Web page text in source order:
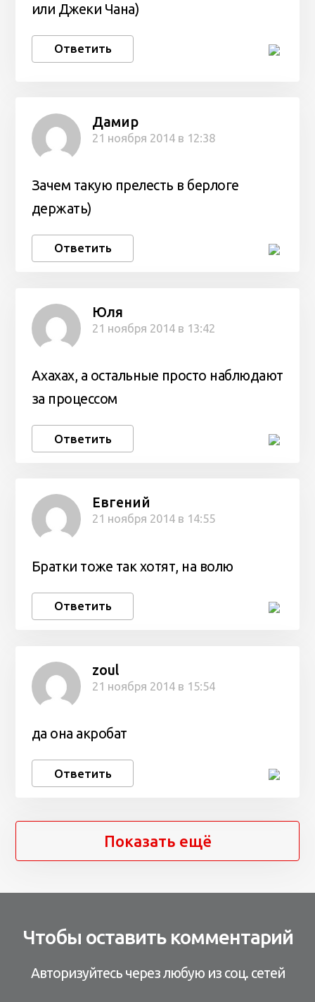
или Джеки Чана)
Ответить
Дамир
21 ноября 2014 в 12:38
Зачем такую прелесть в берлоге
держать)
Ответить
Юля
21 ноября 2014 в 13:42
Ахахах, а остальные просто наблюдают
за процессом
Ответить
Евгений
21 ноября 2014 в 14:55
Братки тоже так хотят, на волю
Ответить
zoul
21 ноября 2014 в 15:54
да она акробат
Ответить
Показать ещё
Чтобы оставить комментарий
Авторизуйтесь через любую из соц. сетей